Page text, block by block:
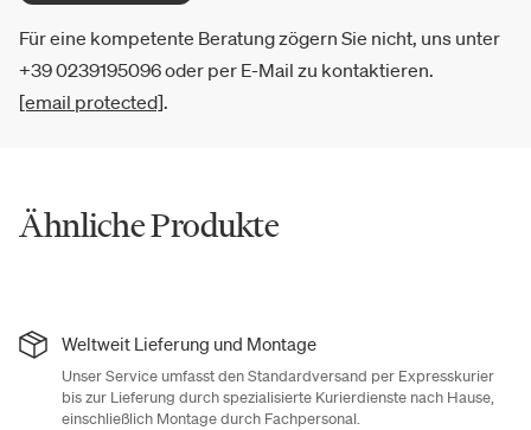
Für eine kompetente Beratung zögern Sie nicht, uns unter
+39 0239195096 oder per E-Mail zu kontaktieren.
[email protected].
Ähnliche Produkte
Weltweit Lieferung und Montage
Unser Service umfasst den Standardversand per Expresskurier
bis zur Lieferung durch spezialisierte Kurierdienste nach Hause,
einschließlich Montage durch Fachpersonal.